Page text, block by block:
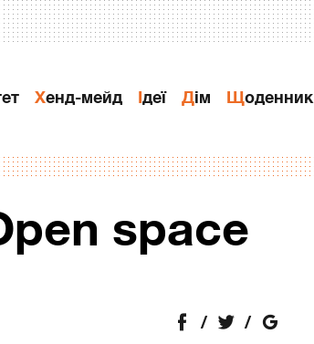
Хенд-мейд Ідеї Дiм Щоденник
space